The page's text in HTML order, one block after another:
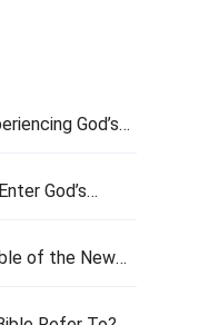
God’s
God’s
of the New